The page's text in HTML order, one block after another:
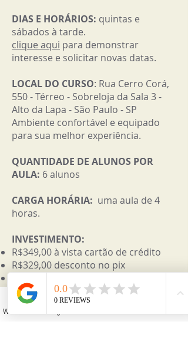
DIAS E HORÁRIOS: quintas e
sábados à tarde.
clique aqui para demonstrar
interesse e solicitar novas datas.
LOCAL DO CURSO: Rua Cerro Corá,
550 - Térreo - Sobreloja da Sala 3 -
Alto da Lapa - São Paulo - SP
Ambiente confortável e equipado
para sua melhor experiência.
QUANTIDADE DE ALUNOS POR
AULA: 6alunos
CARGA HORÁRIA: uma aula de 4
horas.
INVESTIMENTO:
R$349,00 à vista cartão de crédito
R$329,00 desconto no pix
crédito
Inclui todos os materiais para fazer
colar encordoado de pérolas.